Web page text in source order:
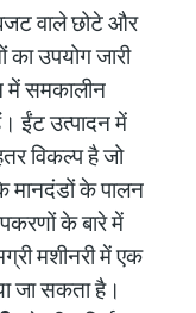
वाले छोटे और
का उपयोग जारी
में समकालीन
ईंट उत्पादन में
विकल्प है जो
मानदंडों के पालन
के बारे में
मशीनरी में एक
जा सकता है।